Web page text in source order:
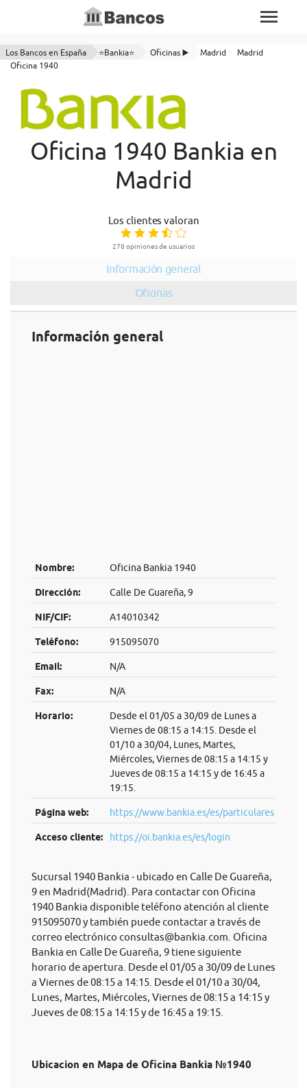
Los Bancos en España ⭐Bankia⭐ Oficinas ▶️ Madrid
Madrid
Oficina 1940
Oficina 1940 Bankia en
Madrid
Los clientes valoran
278 opiniones de usuarios
Información general
Oficinas
Información general
Nombre: Oficina Bankia 1940
Dirección: Calle De Guareña, 9
NIF/CIF: A14010342
Teléfono: 915095070
Email: N/A
Fax: N/A
Horario:
Desde el 01/05 a 30/09 de Lunes a
Viernes de 08:15 a 14:15. Desde el
01/10 a 30/04, Lunes, Martes,
Miércoles, Viernes de 08:15 a 14:15 y
Jueves de 08:15 a 14:15 y de 16:45 a
19:15.
Página web: https://www.bankia.es/es/particulares
Acceso cliente: https://oi.bankia.es/es/login
Sucursal 1940 Bankia - ubicado en Calle De Guareña,
9 en Madrid(Madrid). Para contactar con Oficina
1940 Bankia disponible teléfono atención al cliente
915095070 y también puede contactar a través de
correo electrónico consultas@bankia.com . Oficina
Bankia en Calle De Guareña, 9 tiene siguiente
horario de apertura. Desde el 01/05 a 30/09 de Lunes
a Viernes de 08:15 a 14:15. Desde el 01/10 a 30/04,
Lunes, Martes, Miércoles, Viernes de 08:15 a 14:15 y
Jueves de 08:15 a 14:15 y de 16:45 a 19:15.
Ubicacion en Mapa de Oficina Bankia №1940